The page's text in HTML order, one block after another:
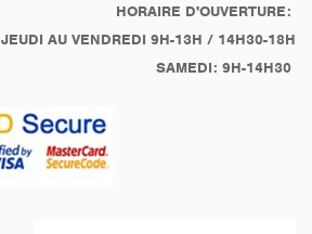
HORAIRE D'OUVERTURE:
JEUDI AU VENDREDI 9H-13H / 14H30-18H
SAMEDI: 9H-14H30